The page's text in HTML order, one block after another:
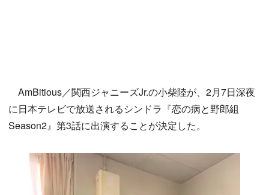
AmBitious／関西ジャニーズJr.の小柴陸が、2月7日深夜
に日本テレビで放送されるシンドラ『恋の病と野郎組
Season2』第3話に出演することが決定した。